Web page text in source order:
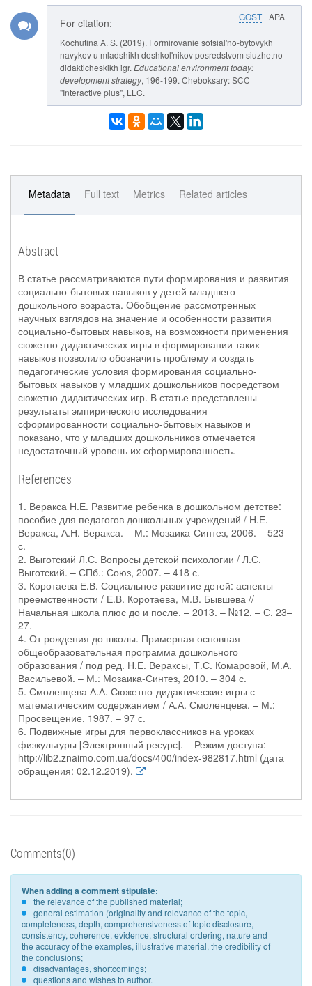
GOST APA
For citation:
Kochutina A. S. (2019). Formirovanie sotsial'no-bytovykh
navykov u mladshikh doshkol'nikov posredstvom siuzhetno-
didakticheskikh igr. Educational environment today:
development strategy, 196-199. Cheboksary: SCC
"Interactive plus", LLC.
Metadata Full text Metrics Related articles
Abstract
В статье рассматриваются пути формирования и развития
социально-бытовых навыков у детей младшего
дошкольного возраста. Обобщение рассмотренных
научных взглядов на значение и особенности развития
социально-бытовых навыков, на возможности применения
сюжетно-дидактических игры в формировании таких
навыков позволило обозначить проблему и создать
педагогические условия формирования социально-
бытовых навыков у младших дошкольников посредством
сюжетно-дидактических игр. В статье представлены
результаты эмпирического исследования
сформированности социально-бытовых навыков и
показано, что у младших дошкольников отмечается
недостаточный уровень их сформированность.
References
1. Веракса Н.Е. Развитие ребенка в дошкольном детстве:
пособие для педагогов дошкольных учреждений / Н.Е.
Веракса, А.Н. Веракса. – М.: Мозаика-Синтез, 2006. – 523
с.
2. Выготский Л.С. Вопросы детской психологии / Л.С.
Выготский. – СПб.: Союз, 2007. – 418 с.
3. Коротаева Е.В. Социальное развитие детей: аспекты
преемственности / Е.В. Коротаева, М.В. Бывшева //
Начальная школа плюс до и после. – 2013. – №12. – С. 23–
27.
4. От рождения до школы. Примерная основная
общеобразовательная программа дошкольного
образования / под ред. Н.Е. Вераксы, Т.С. Комаровой, М.А.
Васильевой. – М.: Мозаика-Синтез, 2010. – 304 с.
5. Смоленцева А.А. Сюжетно-дидактические игры с
математическим содержанием / А.А. Смоленцева. – М.:
Просвещение, 1987. – 97 с.
6. Подвижные игры для первоклассников на уроках
физкультуры [Электронный ресурс]. – Режим доступа:
http://lib2.znaimo.com.ua/docs/400/index-982817.html (дата
обращения: 02.12.2019).
Comments(0)
When adding a comment stipulate:
the relevance of the published material;
general estimation (originality and relevance of the topic,
completeness, depth, comprehensiveness of topic disclosure,
consistency, coherence, evidence, structural ordering, nature and
the accuracy of the examples, illustrative material, the credibility of
the conclusions;
disadvantages, shortcomings;
questions and wishes to author.